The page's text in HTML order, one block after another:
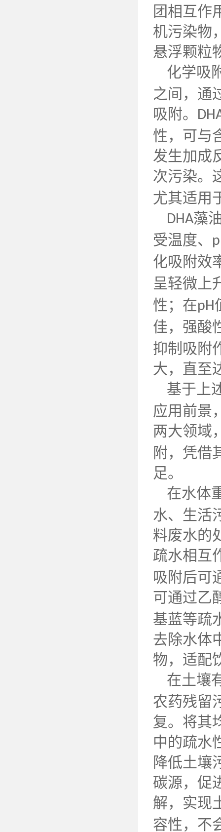
团相互作
机污染物
悬浮颗粒
化学吸
之间，通
吸附。
性，可与
发生加成
次污染。
尤其适用
DHA藻
受温度、
化吸附效
呈轻微上
性；在pH
佳，强酸
抑制吸附
大，直至
基于上
应用前景
两大领域
附，凭借
足。
在水体
水、生活
料废水的
疏水相互
吸附后可
可通过乙
基蓝等疏
去除水体
物，适配
在土壤
农药残留
复。将其
中的疏水
降低土壤
碳源，促
解，实现
容性，不